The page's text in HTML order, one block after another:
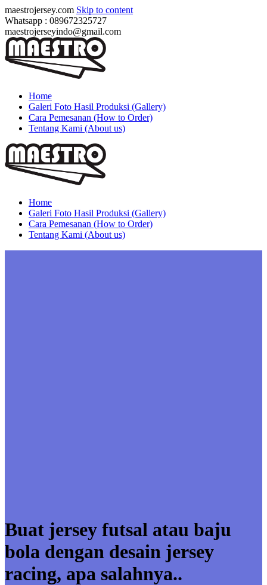
maestrojersey.com Skip to content
Whatsapp : 089672325727
maestrojerseyindo@gmail.com
Home
Galeri Foto Hasil Produksi (Gallery)
Cara Pemesanan (How to Order)
Tentang Kami (About us)
Home
Galeri Foto Hasil Produksi (Gallery)
Cara Pemesanan (How to Order)
Tentang Kami (About us)
Buat jersey futsal atau baju
bola dengan desain jersey
racing, apa salahnya..